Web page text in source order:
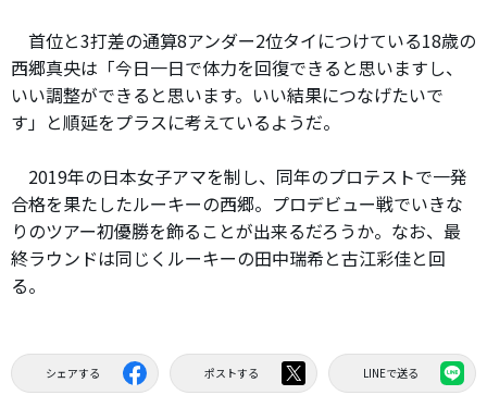
首位と3打差の通算8アンダー2位タイにつけている18歳の
西郷真央は「今日一日で体力を回復できると思いますし、
いい調整ができると思います。いい結果につなげたいで
す」と順延をプラスに考えているようだ。
2019年の日本女子アマを制し、同年のプロテストで一発
合格を果たしたルーキーの西郷。プロデビュー戦でいきな
りのツアー初優勝を飾ることが出来るだろうか。なお、最
終ラウンドは同じくルーキーの田中瑞希と古江彩佳と回
る。
シェアする ポストする LINEで送る